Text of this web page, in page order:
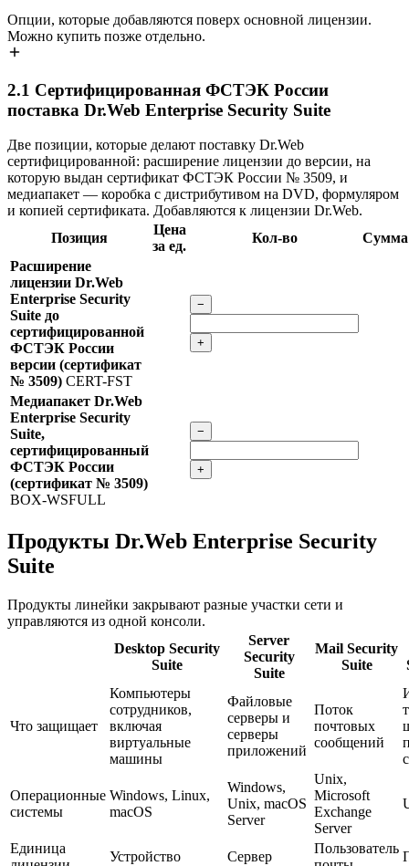
Опции, которые добавляются поверх основной лицензии.
Можно купить позже отдельно.
2.1 Сертифицированная ФСТЭК России
поставка Dr.Web Enterprise Security Suite
Две позиции, которые делают поставку Dr.Web
сертифицированной: расширение лицензии до версии, на
которую выдан сертификат ФСТЭК России № 3509, и
медиапакет — коробка с дистрибутивом на DVD, формуляром
и копией сертификата. Добавляются к лицензии Dr.Web.
Позиция
Цена
за ед.
Кол-во
Сумма
Расширение
лицензии Dr.Web
Enterprise Security
Suite до
сертифицированной
ФСТЭК России
версии (сертификат
№ 3509) CERT-FST
−
+
Медиапакет Dr.Web
Enterprise Security
Suite,
сертифицированный
ФСТЭК России
(сертификат № 3509)
BOX-WSFULL
−
+
Продукты Dr.Web Enterprise Security
Suite
Продукты линейки закрывают разные участки сети и
управляются из одной консоли.
Desktop Security
Suite
Server
Security
Suite
Mail Security
Suite
Что защищает
Компьютеры
сотрудников,
включая
виртуальные
машины
Файловые
серверы и
серверы
приложений
Поток
почтовых
сообщений
Операционные
системы
Windows, Linux,
macOS
Windows,
Unix, macOS
Server
Unix,
Microsoft
Exchange
Server
Единица
Устройство Сервер
Пользователь